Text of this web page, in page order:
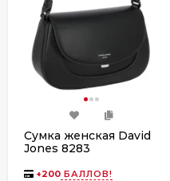
Сумка женская David
Jones 8283
+200 БАЛЛОВ!